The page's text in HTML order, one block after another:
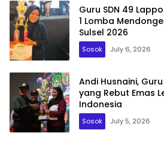
Guru SDN 49
1 Lomba
Sulsel 2026
Sosok July 6, 2026
Andi Husnaini,
yang Rebut Emas
Indonesia
Sosok July 5, 2026